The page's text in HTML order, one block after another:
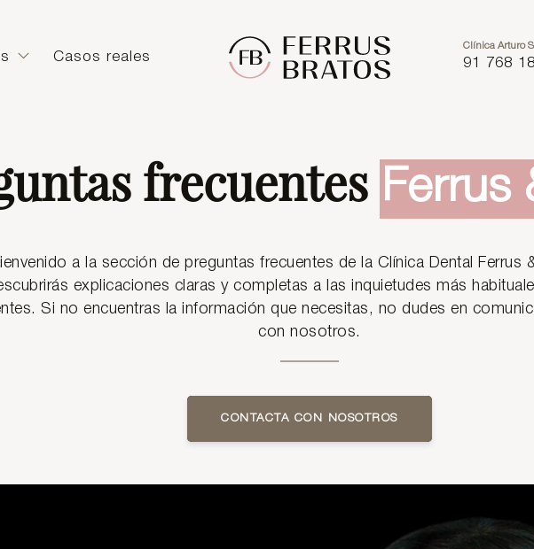
Casos reales
Clínica Arturo
91 768
frecuentesFerrus
a la sección de preguntas frecuentes de la Clínica Dental Ferrus
explicaciones claras y completas a las inquietudes más
Si no encuentras la información que necesitas, no dudes en
con nosotros.
CONTACTA CON NOSOTROS